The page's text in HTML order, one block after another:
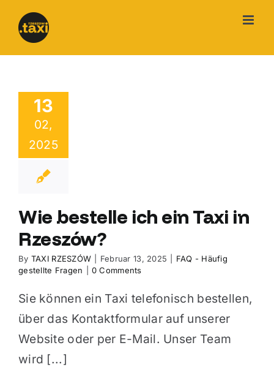
13
02,
2025
Wie bestelle ich ein Taxi in
Rzeszów?
By TAXI RZESZÓW Februar 13, 2025
FAQ - Häufig
gestellte Fragen
0 Comments
Sie können ein Taxi telefonisch bestellen,
über das Kontaktformular auf unserer
Website oder per E-Mail. Unser Team
wird [...]